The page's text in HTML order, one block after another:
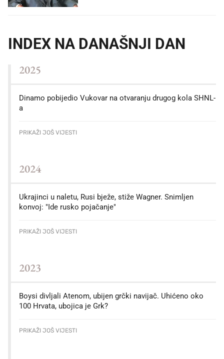
INDEX NA DANAŠNJI DAN
2025
Dinamo pobijedio Vukovar na otvaranju drugog kola SHNL-
a
PRIKAŽI JOŠ VIJESTI
2024
Ukrajinci u naletu, Rusi bježe, stiže Wagner. Snimljen
konvoj: "Ide rusko pojačanje"
PRIKAŽI JOŠ VIJESTI
2023
Boysi divljali Atenom, ubijen grčki navijač. Uhićeno oko
100 Hrvata, ubojica je Grk?
PRIKAŽI JOŠ VIJESTI